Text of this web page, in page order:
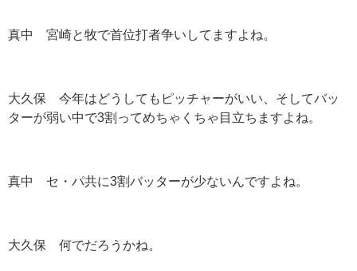
真中 宮崎と牧で首位打者争いしてますよね。
大久保 今年はどうしてもピッチャーがいい、そしてバッ
ターが弱い中で3割ってめちゃくちゃ目立ちますよね。
真中 セ・パ共に3割バッターが少ないんですよね。
大久保 何でだろうかね。